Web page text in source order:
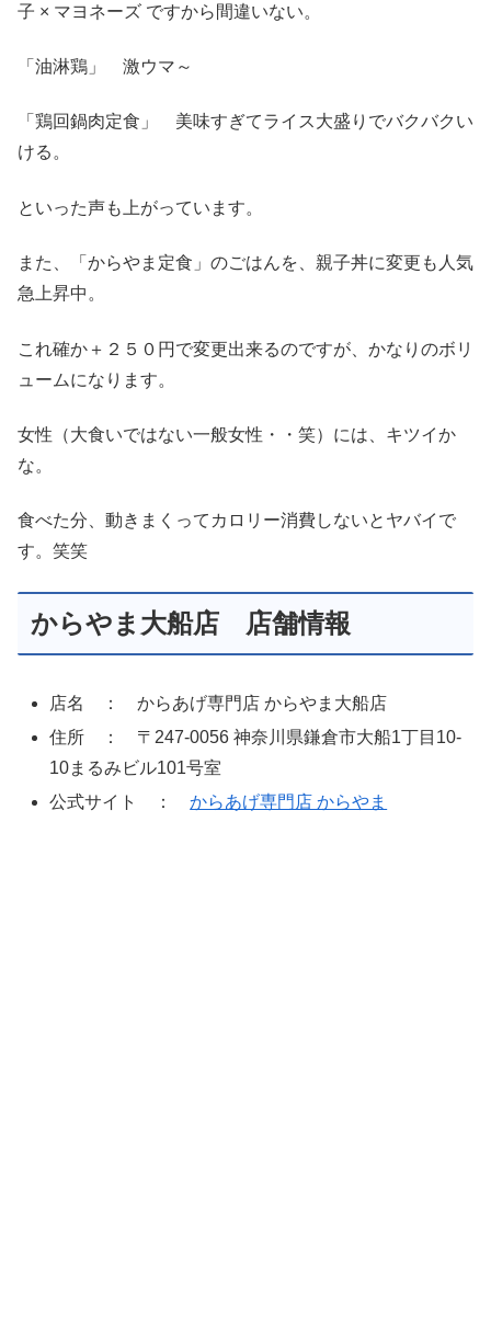
子 × マヨネーズ ですから間違いない。
「油淋鶏」 激ウマ～
「鶏回鍋肉定食」 美味すぎてライス大盛りでバクバクい
ける。
といった声も上がっています。
また、「からやま定食」のごはんを、親子丼に変更も人気
急上昇中。
これ確か＋２５０円で変更出来るのですが、かなりのボリ
ュームになります。
女性（大食いではない一般女性・・笑）には、キツイか
な。
食べた分、動きまくってカロリー消費しないとヤバイで
す。笑笑
からやま大船店 店舗情報
店名 ： からあげ専門店 からやま大船店
住所 ： 〒247-0056 神奈川県鎌倉市大船1丁目10-
10まるみビル101号室
公式サイト ：からあげ専門店 からやま